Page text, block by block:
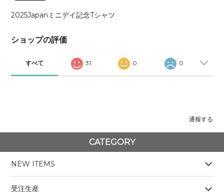
2025Japanミニデイ記念Tシャツ
ショップの評価
すべて 31 0 0
通報する
CATEGORY
NEW ITEMS
受注生産